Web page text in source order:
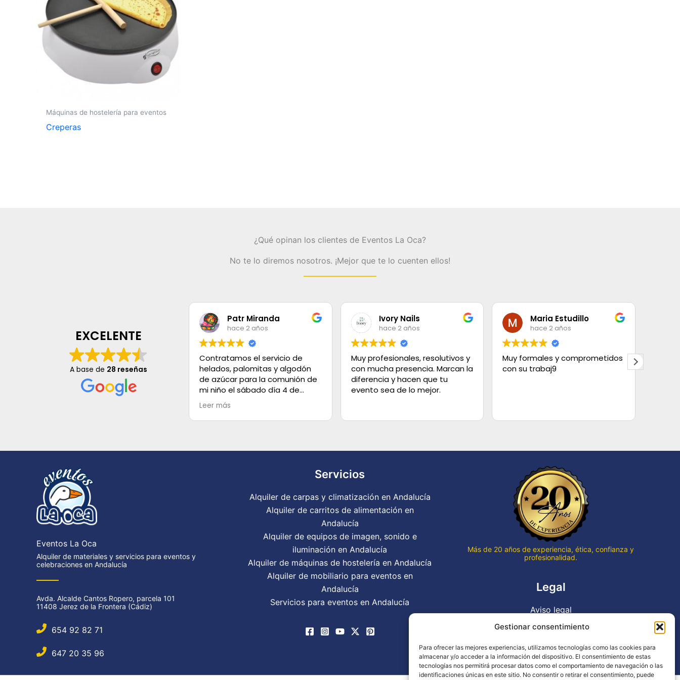
Gestionar consentimiento
Para ofrecer las mejores experiencias, utilizamos tecnologías como las cookies para
almacenar y/o acceder a la información del dispositivo. El consentimiento de estas
tecnologías nos permitirá procesar datos como el comportamiento de navegación o las
identificaciones únicas en este sitio. No consentir o retirar el consentimiento, puede
Máquinas de hostelería para eventos
Creperas
¿Qué opinan los clientes de Eventos La Oca?
No te lo diremos nosotros. ¡Mejor que te lo cuenten ellos!
EXCELENTE
A base de 28 reseñas
Patr Miranda
hace 2 años
Contratamos el servicio de
helados, palomitas y algodón
de azúcar para la comunión de
mi niño el sábado día 4 de
mayo, solo decir que el servicio
es Excelente, los helados super
buenos, el trato es de 100.
Leer más
Ivory Nails
hace 2 años
Muy profesionales, resolutivos y
con mucha presencia. Marcan la
diferencia y hacen que tu
evento sea de lo mejor.
Maria Estudillo
hace 2 años
Muy formales y comprometidos
con su trabaj9
que
Eventos La Oca
Alquiler de materiales y servicios para eventos y
celebraciones en Andalucía
Avda. Alcalde Cantos Ropero, parcela 101
11408 Jerez de la Frontera (Cádiz)
654 92 82 71
647 20 35 96
Servicios
Alquiler de carpas y climatización en Andalucía
Alquiler de carritos de alimentación en
Andalucía
Alquiler de equipos de imagen, sonido e
iluminación en Andalucía
Alquiler de máquinas de hostelería en Andalucía
Alquiler de mobiliario para eventos en
Andalucía
Servicios para eventos en Andalucía
Más de 20 años de experiencia, ética, confianza y
profesionalidad.
Legal
Aviso legal
Política de privacidad
Política de cookies (UE)